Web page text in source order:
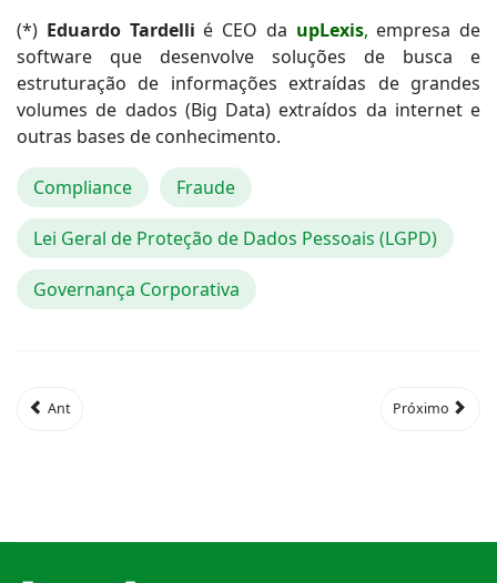
(*) Eduardo Tardelli é CEO da upLexis, empresa de
software que desenvolve soluções de busca e
estruturação de informações extraídas de grandes
volumes de dados (Big Data) extraídos da internet e
outras bases de conhecimento.
Compliance Fraude
Lei Geral de Proteção de Dados Pessoais (LGPD)
Governança Corporativa
Ant Próximo